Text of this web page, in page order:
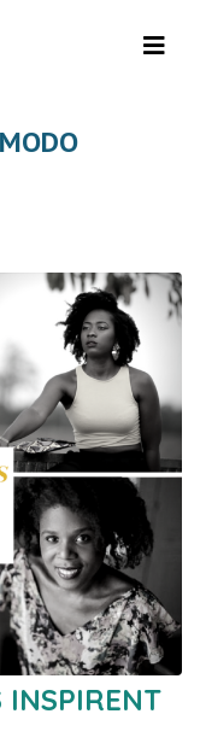
INSPIRENT